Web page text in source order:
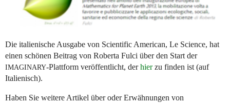
Die italienische Ausgabe von Scientific American, Le Science, hat
einen schönen Beitrag von Roberta Fulci über den Start der
IMAGINARY-Plattform veröffentlicht, derhierzu finden ist (auf
Italienisch).
Haben Sie weitere Artikel über oder Erwähnungen von